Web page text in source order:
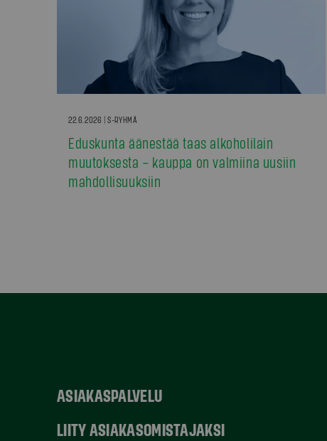
22.6.2026 | S-RYHMÄ
Eduskunta äänestää taas alkoholilain
muutoksesta – kauppa on valmiina uusiin
mahdollisuuksiin
ASIAKASPALVELU
LIITY ASIAKASOMISTAJAKSI